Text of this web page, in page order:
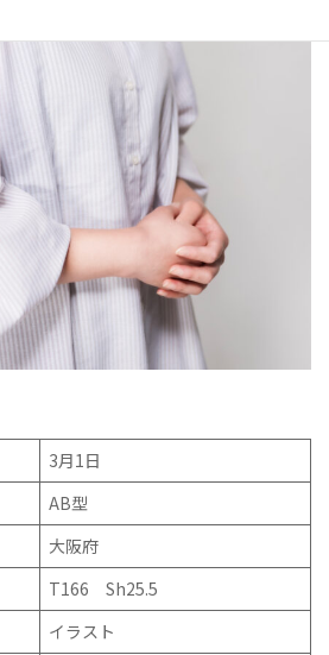
3月1日
AB型
大阪府
T166 Sh25.5
イラスト